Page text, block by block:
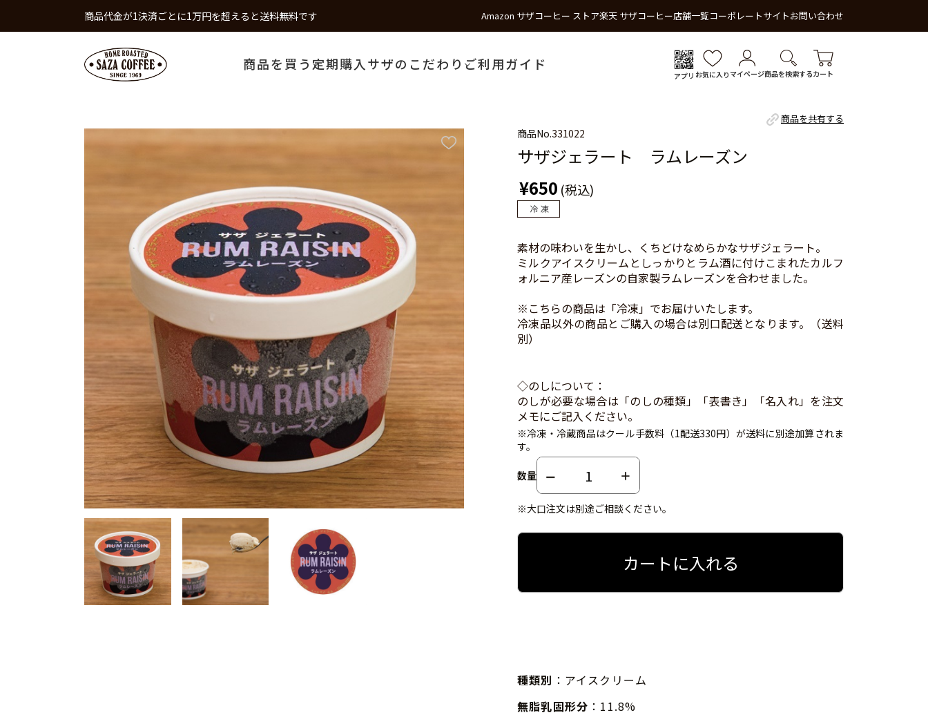
商品代金が1決済ごとに1万円を超えると送料無料です Amazon サザコーヒー ストア楽天 サザコーヒー店舗一覧コーポレートサイトお問い合わせ
商品を買う 定期購入 サザのこだわり ご利用ガイド
アプリ お気に入り マイページ商品を検索するカート
商品を共有する
商品No.331022
サザジェラート ラムレーズン
¥650 (税込)
素材の味わいを生かし、くちどけなめらかなサザジェラート。
ミルクアイスクリームとしっかりとラム酒に付けこまれたカルフ
ォルニア産レーズンの自家製ラムレーズンを合わせました。
※こちらの商品は「冷凍」でお届けいたします。
冷凍品以外の商品とご購入の場合は別口配送となります。（送料
別）
◇のしについて：
のしが必要な場合は「のしの種類」「表書き」「名入れ」を注文
メモにご記入ください。
※冷凍・冷蔵商品はクール手数料（1配送330円）が送料に別途加算されま
す。
数量
※大口注文は別途ご相談ください。
カートに入れる
種類別 ：アイスクリーム
無脂乳固形分 ：11.8%